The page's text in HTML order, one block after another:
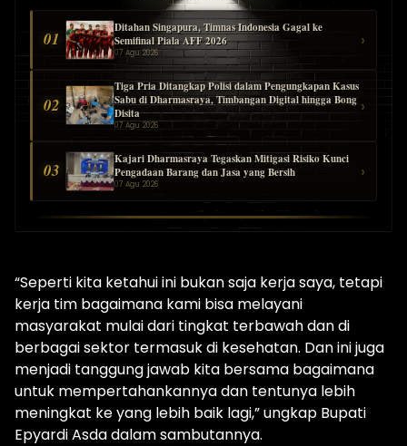
01
Ditahan Singapura, Timnas Indonesia Gagal ke
Semifinal Piala AFF 2026
07 Agu 2026
›
02
Tiga Pria Ditangkap Polisi dalam Pengungkapan Kasus
Sabu di Dharmasraya, Timbangan Digital hingga Bong
Disita
07 Agu 2026
›
03
Kajari Dharmasraya Tegaskan Mitigasi Risiko Kunci
Pengadaan Barang dan Jasa yang Bersih
07 Agu 2026
›
“Seperti kita ketahui ini bukan saja kerja saya, tetapi
kerja tim bagaimana kami bisa melayani
masyarakat mulai dari tingkat terbawah dan di
berbagai sektor termasuk di kesehatan. Dan ini juga
menjadi tanggung jawab kita bersama bagaimana
untuk mempertahankannya dan tentunya lebih
meningkat ke yang lebih baik lagi,” ungkap Bupati
Epyardi Asda dalam sambutannya.